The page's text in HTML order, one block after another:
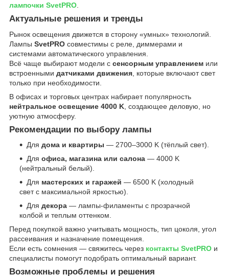
лампочки SvetPRO
Актуальные решения и тренды
Рынок освещения движется в сторону «умных» технологий.
Лампы SvetPRO совместимы с реле, диммерами и
системами автоматического управления.
Всё чаще выбирают модели с сенсорным управлением или
встроенными датчиками движения , которые включают свет
только при необходимости.
В офисах и торговых центрах набирает популярность
нейтральное освещение 4000 K , создающее деловую, но
уютную атмосферу.
Рекомендации по выбору лампы
Для дома и квартиры — 2700–3000 K (тёплый свет).
Для офиса, магазина или салона — 4000 K
(нейтральный белый).
Для мастерских и гаражей — 6500 K (холодный
свет с максимальной яркостью).
Для декора — лампы-филаменты с прозрачной
колбой и теплым оттенком.
Перед покупкой важно учитывать мощность, тип цоколя, угол
рассеивания и назначение помещения.
Если есть сомнения — свяжитесь через контакты SvetPRO и
специалисты помогут подобрать оптимальный вариант.
Возможные проблемы и решения